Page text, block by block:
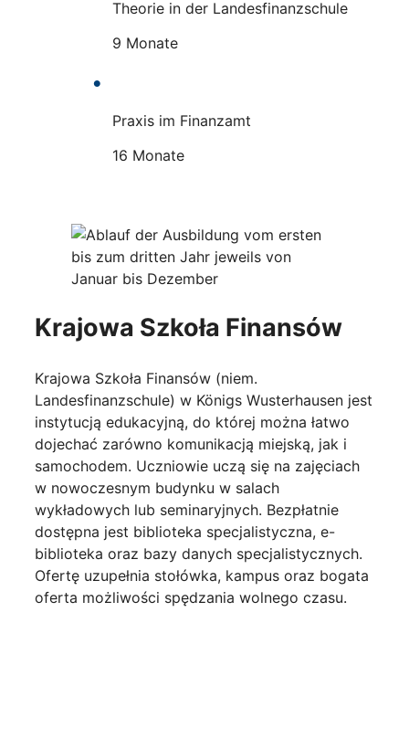
Theorie in der Landesfinanzschule
9 Monate
Praxis im Finanzamt
16 Monate
Krajowa Szkoła Finansów
Krajowa Szkoła Finansów (niem.
Landesfinanzschule) w Königs Wusterhausen jest
instytucją edukacyjną, do której można łatwo
dojechać zarówno komunikacją miejską, jak i
samochodem. Uczniowie uczą się na zajęciach
w nowoczesnym budynku w salach
wykładowych lub seminaryjnych. Bezpłatnie
dostępna jest biblioteka specjalistyczna, e-
biblioteka oraz bazy danych specjalistycznych.
Ofertę uzupełnia stołówka, kampus oraz bogata
oferta możliwości spędzania wolnego czasu.